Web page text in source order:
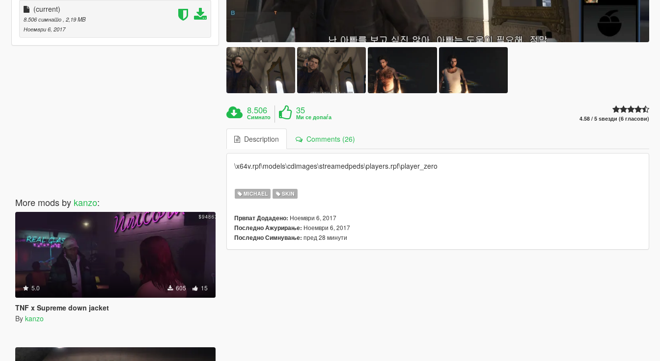
(current)
8.506 симнато , 2,19 MB
Ноември 6, 2017
More mods by kanzo:
5.0 605 15
TNF x Supreme down jacket
By kanzo
8.506
Симнато
35
Ми се допаѓа 4.58 / 5 ѕвезди (6 гласови)
Description Comments (26)
\x64v.rpf\models\cdimages\streamedpeds\players.rpf\player_zero
MICHAEL SKIN
Првпат Додадено: Ноември 6, 2017
Последно Ажурирање: Ноември 6, 2017
Последно Симнување: пред 28 минути